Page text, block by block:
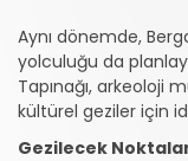
Aynı dönemde,
yolculuğu da
Tapınağı, arkeoloji
kültürel geziler için
Gezilecek